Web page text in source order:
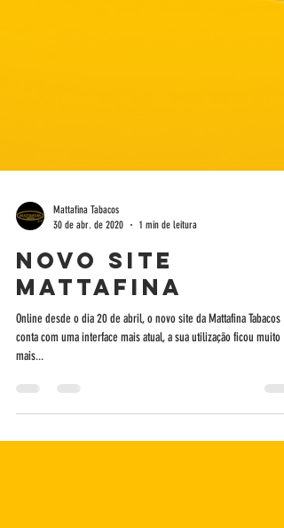
Mattafina Tabacos
30 de abr. de 2020
1 min de leitura
Novo site
Mattafina
conta com uma interface mais atual, a sua utilização ficou muito
mais...